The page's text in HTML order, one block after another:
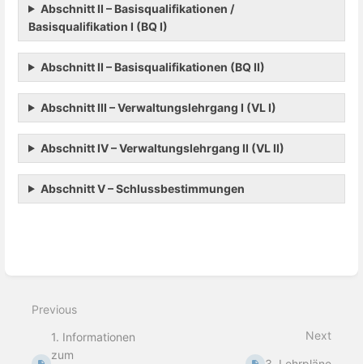
Abschnitt II – Basisqualifikationen /
Basisqualifikation I (BQ I)
Abschnitt II – Basisqualifikationen (BQ II)
Abschnitt III – Verwaltungslehrgang I (VL I)
Abschnitt IV – Verwaltungslehrgang II (VL II)
Abschnitt V – Schlussbestimmungen
Previous
1. Informationen
zum
Next